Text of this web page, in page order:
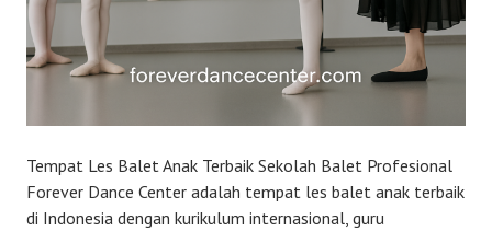
Tempat Les Balet Anak Terbaik Sekolah Balet Profesional
Forever Dance Center adalah tempat les balet anak terbaik
di Indonesia dengan kurikulum internasional, guru